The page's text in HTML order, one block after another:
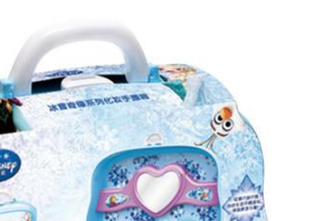
高LEGO
車及遙控系列
筆,泥膠,畫板
蛛俠
多